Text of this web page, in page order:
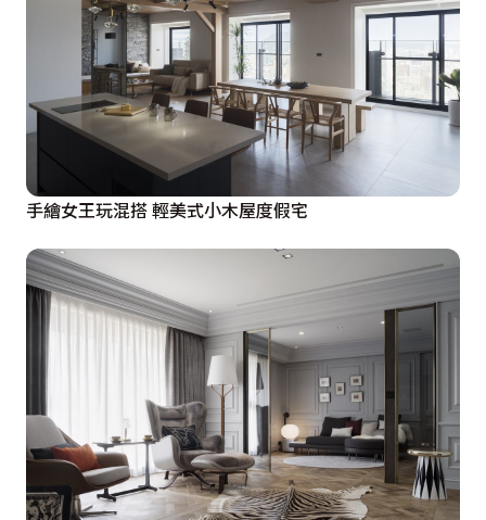
手繪女王玩混搭 輕美式小木屋度假宅